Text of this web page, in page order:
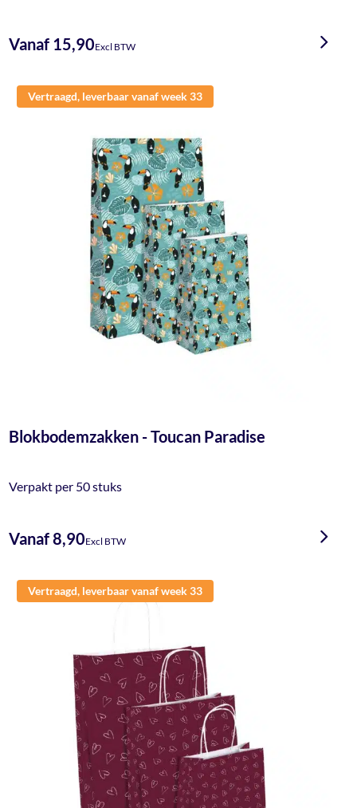
Vanaf 15,90Excl BTW
Vertraagd, leverbaar vanaf week 33
Blokbodemzakken - Toucan Paradise
Verpakt per 50 stuks
Vanaf 8,90Excl BTW
Vertraagd, leverbaar vanaf week 33